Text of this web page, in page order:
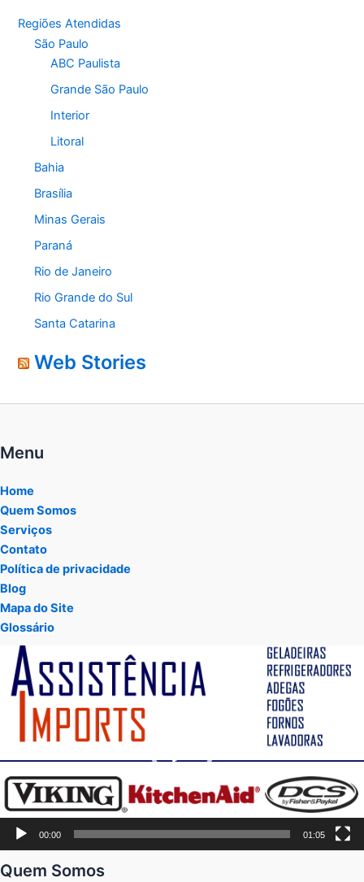
Regiões Atendidas
São Paulo
ABC Paulista
Grande São Paulo
Interior
Litoral
Bahia
Brasília
Minas Gerais
Paraná
Rio de Janeiro
Rio Grande do Sul
Santa Catarina
Web Stories
Menu
Home
Quem Somos
Serviços
Contato
Política de privacidade
Blog
Mapa do Site
Glossário
Tocador
vídeo
00:00 01:05
Quem Somos